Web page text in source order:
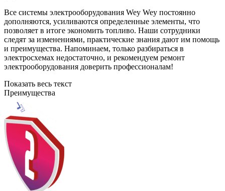
Все системы электрооборудования Wey Wey постоянно
дополняются, усиливаются определенные элементы, что
позволяет в итоге экономить топливо. Наши сотрудники
следят за изменениями, практические знания дают им помощь
и преимущества. Напоминаем, только разбираться в
электросхемах недостаточно, и рекомендуем ремонт
электрооборудования доверить профессионалам!
Показать весь текст
Преимущества